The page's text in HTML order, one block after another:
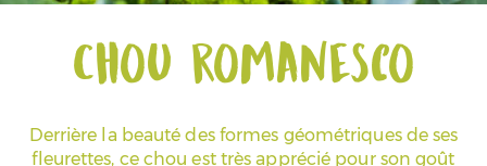
Espace Pros & Presse
Chou romanesco
Derrière la beauté des formes géométriques de ses
fleurettes, ce chou est très apprécié pour son goût